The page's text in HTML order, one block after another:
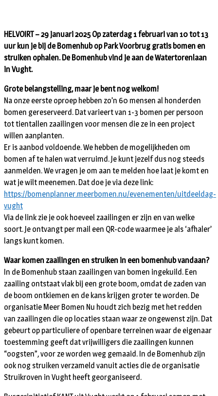
HELVOIRT – 29 januari 2025 Op zaterdag 1 februari van 10 tot 13
uur kun je bij de Bomenhub op Park Voorbrug gratis bomen en
struiken ophalen. De Bomenhub vind je aan de Watertorenlaan
in Vught.
Grote belangstelling, maar je bent nog welkom!
Na onze eerste oproep hebben zo’n 60 mensen al honderden
bomen gereserveerd. Dat varieert van 1-3 bomen per persoon
tot tientallen zaailingen voor mensen die ze in een project
willen aanplanten.
Er is aanbod voldoende. We hebben de mogelijkheden om
bomen af te halen wat verruimd. Je kunt jezelf dus nog steeds
aanmelden. We vragen je om aan te melden hoe laat je komt en
wat je wilt meenemen. Dat doe je via deze link:
https://bomenplanner.meerbomen.nu/evenementen/uitdeeldag-
vught
Via de link zie je ook hoeveel zaailingen er zijn en van welke
soort. Je ontvangt per mail een QR-code waarmee je als ‘afhaler’
langs kunt komen.
Waar komen zaailingen en struiken in een bomenhub vandaan?
In de Bomenhub staan zaailingen van bomen ingekuild. Een
zaailing ontstaat vlak bij een grote boom, omdat de zaden van
de boom ontkiemen en de kans krijgen groter te worden. De
organisatie Meer Bomen Nu houdt zich bezig met het redden
van zaailingen die op locaties staan waar ze ongewenst zijn. Dat
gebeurt op particuliere of openbare terreinen waar de eigenaar
toestemming geeft dat vrijwilligers die zaailingen kunnen
“oogsten”, voor ze worden weg gemaaid. In de Bomenhub zijn
ook nog struiken verzameld vanuit acties die de organisatie
Struikroven in Vught heeft georganiseerd.